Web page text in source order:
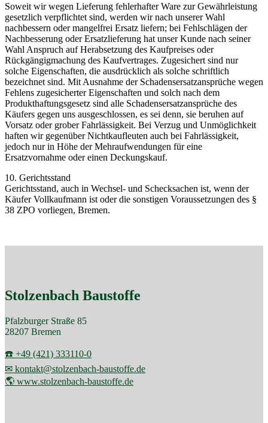
Soweit wir wegen Lieferung fehlerhafter Ware zur Gewährleistung
gesetzlich verpflichtet sind, werden wir nach unserer Wahl
nachbessern oder mangelfrei Ersatz liefern; bei Fehlschlägen der
Nachbesserung oder Ersatzlieferung hat unser Kunde nach seiner
Wahl Anspruch auf Herabsetzung des Kaufpreises oder
Rückgängigmachung des Kaufvertrages. Zugesichert sind nur
solche Eigenschaften, die ausdrücklich als solche schriftlich
bezeichnet sind. Mit Ausnahme der Schadensersatzansprüche wegen
Fehlens zugesicherter Eigenschaften und solch nach dem
Produkthaftungsgesetz sind alle Schadensersatzansprüche des
Käufers gegen uns ausgeschlossen, es sei denn, sie beruhen auf
Vorsatz oder grober Fahrlässigkeit. Bei Verzug und Unmöglichkeit
haften wir gegenüber Nichtkaufleuten auch bei Fahrlässigkeit,
jedoch nur in Höhe der Mehraufwendungen für eine
Ersatzvornahme oder einen Deckungskauf.
10. Gerichtsstand
Gerichtsstand, auch in Wechsel- und Schecksachen ist, wenn der
Käufer Vollkaufmann ist oder die sonstigen Voraussetzungen des §
38 ZPO vorliegen, Bremen.
Stolzenbach Baustoffe
Pfalzburger Straße 85
28207 Bremen
☎️ +49 (421) 333110-0
✉ kontakt@stolzenbach-baustoffe.de
🌎 www.stolzenbach-baustoffe.de